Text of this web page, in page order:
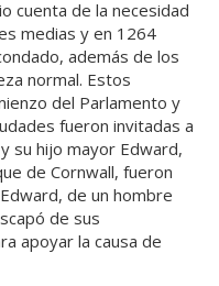
cuenta de la necesidad
medias y en 1264
además de los
normal. Estos
del Parlamento y
fueron invitadas a
su hijo mayor Edward,
de Cornwall, fueron
de un hombre
de sus
apoyar la causa de